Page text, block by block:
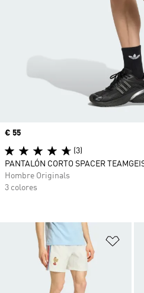
Precio
€ 55
(3)
PANTALÓN CORTO SPACER
Hombre Originals
3 colores